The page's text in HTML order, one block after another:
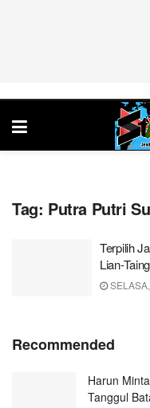
Tag: Putra Putri
Terpilih
Lian-
Recommended
Harun
Tanggul